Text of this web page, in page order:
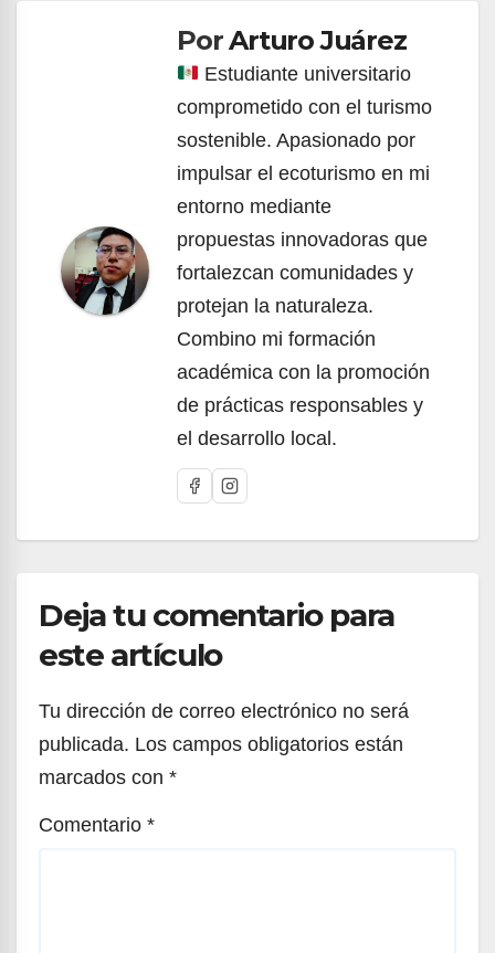
entradasPorArturo Juárez
Estudiante universitario
comprometido con el turismo
sostenible. Apasionado por
impulsar el ecoturismo en mi
entorno mediante
propuestas innovadoras que
fortalezcan comunidades y
protejan la naturaleza.
Combino mi formación
académica con la promoción
de prácticas responsables y
el desarrollo local.
Deja tu comentario para
este artículo
Tu dirección de correo electrónico no será
publicada. Los campos obligatorios están
marcados con *
Comentario *